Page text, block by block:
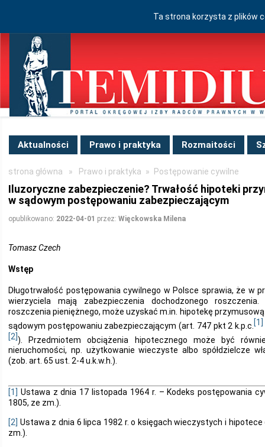
Ta strona korzysta z plików
Aktualności Prawo i praktyka Rozmaitości
strona główna » Prawo i praktyka » Postępowanie cywilne
Iluzoryczne zabezpieczenie? Trwałość hipoteki
w sądowym postępowaniu zabezpieczającym
opublikowano: 2022-04-01 przez: Więckowska Milena
Tomasz Czech
Wstęp
Długotrwałość postępowania cywilnego w Polsce sprawia, że w
wierzyciela mają zabezpieczenia dochodzonego
roszczenia pieniężnego, może uzyskać m.in. hipotekę
sądowym postępowaniu zabezpieczającym (art. 747 pkt 2 k.p.c.[1]
[2]). Przedmiotem obciążenia hipotecznego może być
nieruchomości, np. użytkowanie wieczyste albo spółdzielcze
(zob. art. 65 ust. 2-4 u.k.w.h.).
[1] Ustawa z dnia 17 listopada 1964 r. – Kodeks postępowania
1805, ze zm.).
[2] Ustawa z dnia 6 lipca 1982 r. o księgach wieczystych i hipotece
zm.).